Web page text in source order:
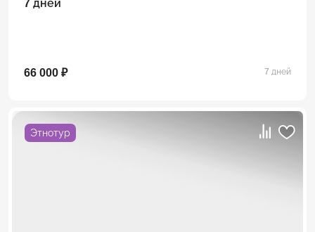
7 дней
66 000 ₽ 7 дней
Этнотур